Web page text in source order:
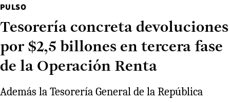
PULSO
Tesorería concreta devoluciones
por $2,5 billones en tercera fase
de la Operación Renta
Además la Tesorería General de la República